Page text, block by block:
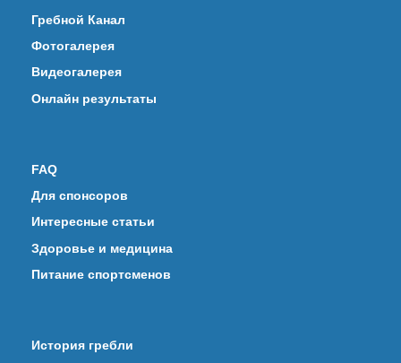
Гребной Канал
Фотогалерея
Видеогалерея
Онлайн результаты
FAQ
Для спонсоров
Интересные статьи
Здоровье и медицина
Питание спортсменов
История гребли